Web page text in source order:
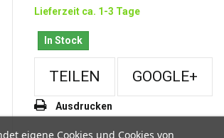
Lieferzeit ca. 1-3 Tage
In Stock
TEILEN GOOGLE+
Ausdrucken
eigene Cookies und Cookies von